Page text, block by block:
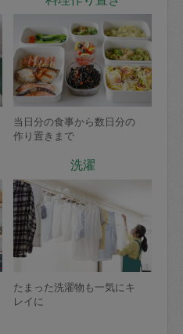
当日分の食事から数日分の
作り置きまで
洗濯
たまった洗濯物も一気にキ
レイに